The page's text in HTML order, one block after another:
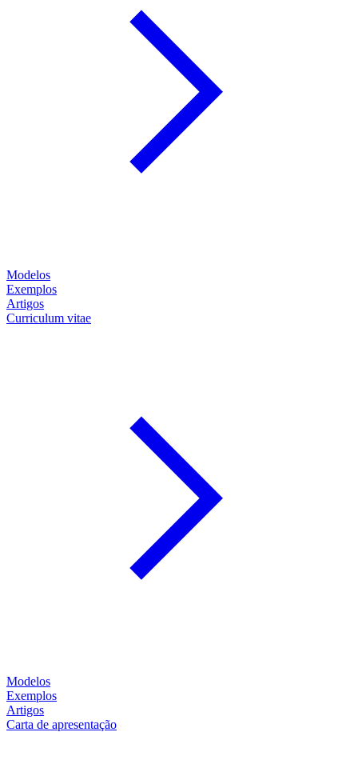
Modelos
Exemplos
Artigos
Curriculum vitae
Modelos
Exemplos
Artigos
Carta de apresentação